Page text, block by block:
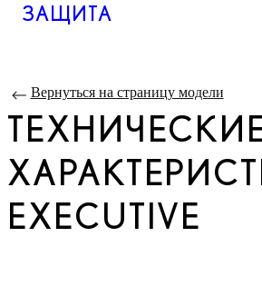
ЗАЩИТА
Вернуться на страницу модели
EXECUTIVE